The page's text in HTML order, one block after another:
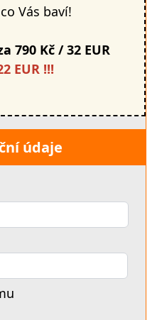
Vás baví!
790 Kč / 32 EUR
EUR !!!
údaje